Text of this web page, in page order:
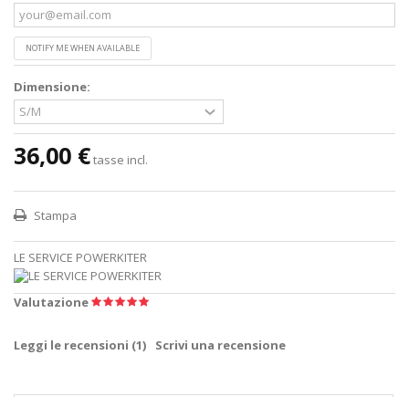
NOTIFY ME WHEN AVAILABLE
Dimensione:
36,00 €tasse incl.
Stampa
LE SERVICE POWERKITER
Valutazione
Leggi le recensioni (1) Scrivi una recensione